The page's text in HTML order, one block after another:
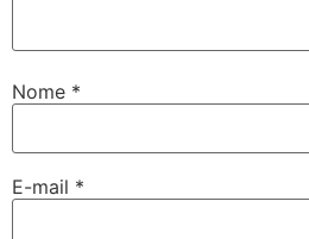
Nome *
E-mail *